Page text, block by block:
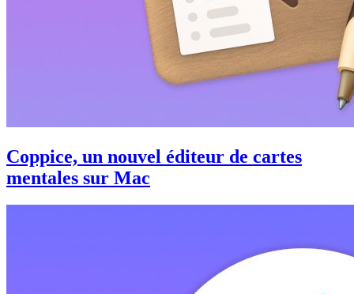
Coppice, un nouvel éditeur de cartes
mentales sur Mac